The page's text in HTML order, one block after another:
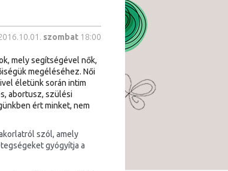
szombat 18:00
mely segítségével nők,
megéléséhez. Női
életünk során intim
abortusz, szülési
ért minket, nem
szól, amely
gyógyítja a